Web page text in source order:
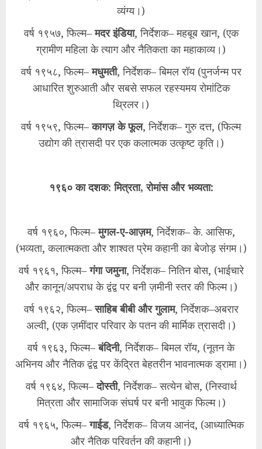
व्यंग्य।)
वर्ष १९५७, फिल्म–मदर इंडिया, निर्देशक– महबूब खान, (एक
ग्रामीण महिला के त्याग और नैतिकता का महाकाव्य।)
वर्ष १९५८, फिल्म–मधुमती, निर्देशक– बिमल रॉय (पुनर्जन्म पर
आधारित शुरुआती और सबसे सफल रहस्यमय रोमांटिक
थ्रिलर।)
वर्ष १९५९, फिल्म–कागज़ के फूल, निर्देशक– गुरु दत्त, (फिल्म
उद्योग की त्रासदी पर एक कलात्मक उत्कृष्ट कृति।)
१९६० का दशक: मित्रता, रोमांस और भव्यता:
वर्ष १९६०, फिल्म–मुगल-ए-आज़म, निर्देशक– के. आसिफ,
(भव्यता, कलात्मकता और शाश्वत प्रेम कहानी का बेजोड़ संगम।)
वर्ष १९६१, फिल्म–गंगा जमुना, निर्देशक– नितिन बोस, (भाईचारे
और कानून/अपराध के द्वंद्व पर बनी ज़मीनी स्तर की फिल्म।)
वर्ष १९६२, फिल्म–साहिब बीबी और गुलाम, निर्देशक–अबरार
अल्वी, (एक ज़मींदार परिवार के पतन की मार्मिक त्रासदी।)
वर्ष १९६३, फिल्म–बंदिनी, निर्देशक– बिमल रॉय, (नूतन के
अभिनय और नैतिक द्वंद्व पर केंद्रित बेहतरीन भावनात्मक ड्रामा।)
वर्ष १९६४, फिल्म–दोस्ती, निर्देशक– सत्येन बोस, (निस्वार्थ
मित्रता और सामाजिक संघर्ष पर बनी भावुक फिल्म।)
वर्ष १९६५, फिल्म–गाईड, निर्देशक– विजय आनंद, (आध्यात्मिक
और नैतिक परिवर्तन की कहानी।)